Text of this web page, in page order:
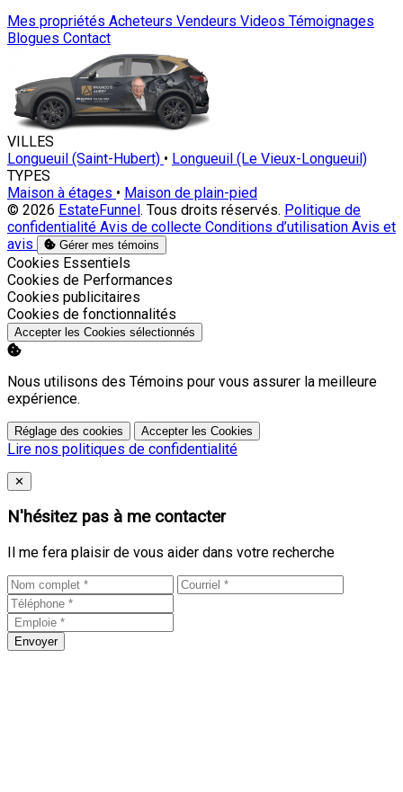
Mes propriétés Acheteurs Vendeurs Videos Témoignages
Blogues Contact
VILLES
Longueuil (Saint-Hubert) • Longueuil (Le Vieux-Longueuil)
TYPES
Maison à étages • Maison de plain-pied
© 2026 EstateFunnel. Tous droits réservés. Politique de
confidentialité Avis de collecte Conditions d’utilisation Avis et
avis
Gérer mes témoins
Activer
Cookies Essentiels
Activer
Cookies de Performances
Activer
Cookies publicitaires
Activer
Cookies de fonctionnalités
Accepter les Cookies sélectionnés
Nous utilisons des Témoins pour vous assurer la meilleure
expérience.
Réglage des cookies Accepter les Cookies
Lire nos politiques de confidentialité
Close
✕
N'hésitez pas à me contacter
Il me fera plaisir de vous aider dans votre recherche
Envoyer